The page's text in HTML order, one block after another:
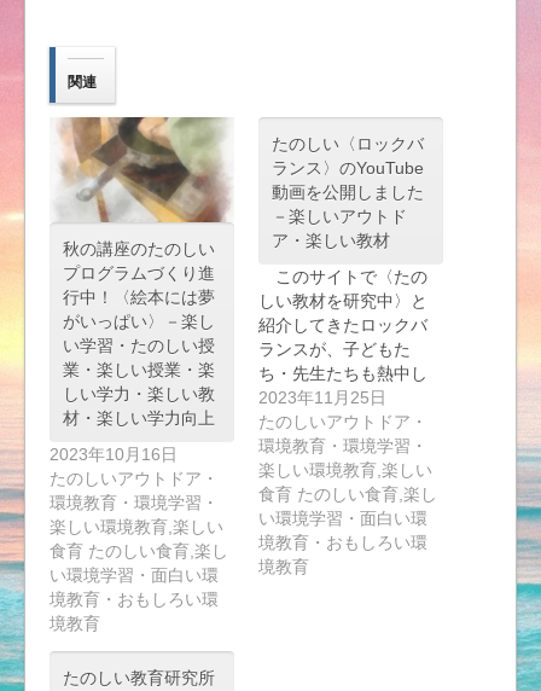
関連
秋の講座のたのしい
プログラムづくり進
行中！〈絵本には夢
がいっぱい〉－楽し
い学習・たのしい授
業・楽しい授業・楽
しい学力・楽しい教
材・楽しい学力向上
2023年10月16日
たのしいアウトドア・
環境教育・環境学習・
楽しい環境教育,楽しい
食育 たのしい食育,楽し
い環境学習・面白い環
境教育・おもしろい環
境教育
たのしい〈ロックバ
ランス〉のYouTube
動画を公開しました
－楽しいアウトド
ア・楽しい教材
このサイトで〈たの
しい教材を研究中〉と
紹介してきたロックバ
ランスが、子どもた
ち・先生たちも熱中し
て…
2023年11月25日
たのしいアウトドア・
環境教育・環境学習・
楽しい環境教育,楽しい
食育 たのしい食育,楽し
い環境学習・面白い環
境教育・おもしろい環
境教育
たのしい教育研究所